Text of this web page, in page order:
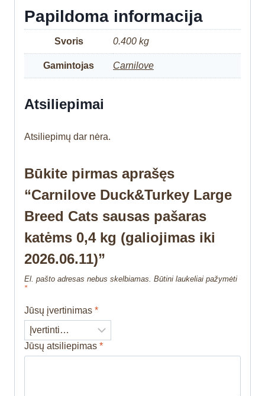
Papildoma informacija
Svoris 0.400 kg
Gamintojas Carnilove
Atsiliepimai
Atsiliepimų dar nėra.
Būkite pirmas aprašęs
“Carnilove Duck&Turkey Large
Breed Cats sausas pašaras
katėms 0,4 kg (galiojimas iki
2026.06.11)”
El. pašto adresas nebus skelbiamas. Būtini laukeliai pažymėti
*
Jūsų įvertinimas *
Jūsų atsiliepimas *